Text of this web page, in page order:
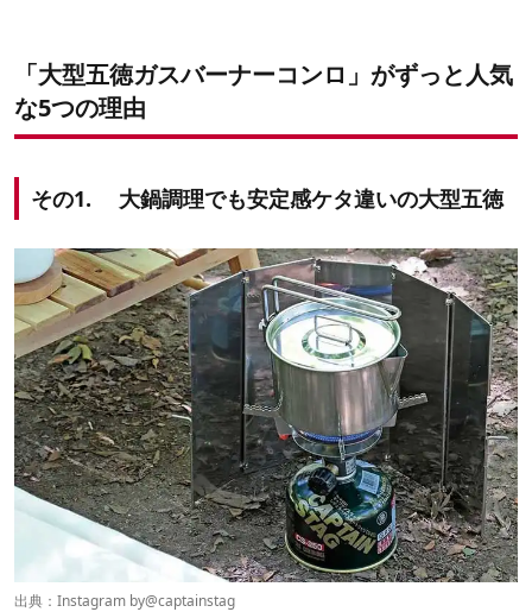
「大型五徳ガスバーナーコンロ」がずっと人気
な5つの理由
その1. 大鍋調理でも安定感ケタ違いの大型五徳
出典：Instagram by@captainstag